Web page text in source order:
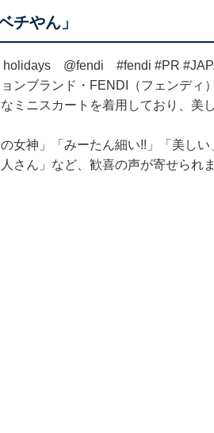
チやん」
holidays @fendi #fendi #PR
ンブランド・FENDI（フェンディ
ミニスカートを着用しており、美
女神」「みーたん細い!!」「美し
さん」など、歓喜の声が寄せられま